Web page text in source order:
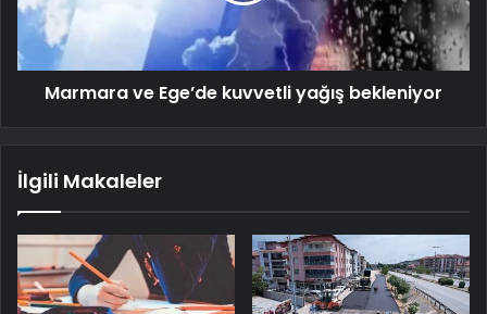
Marmara ve Ege’de kuvvetli yağış bekleniyor
İlgili Makaleler